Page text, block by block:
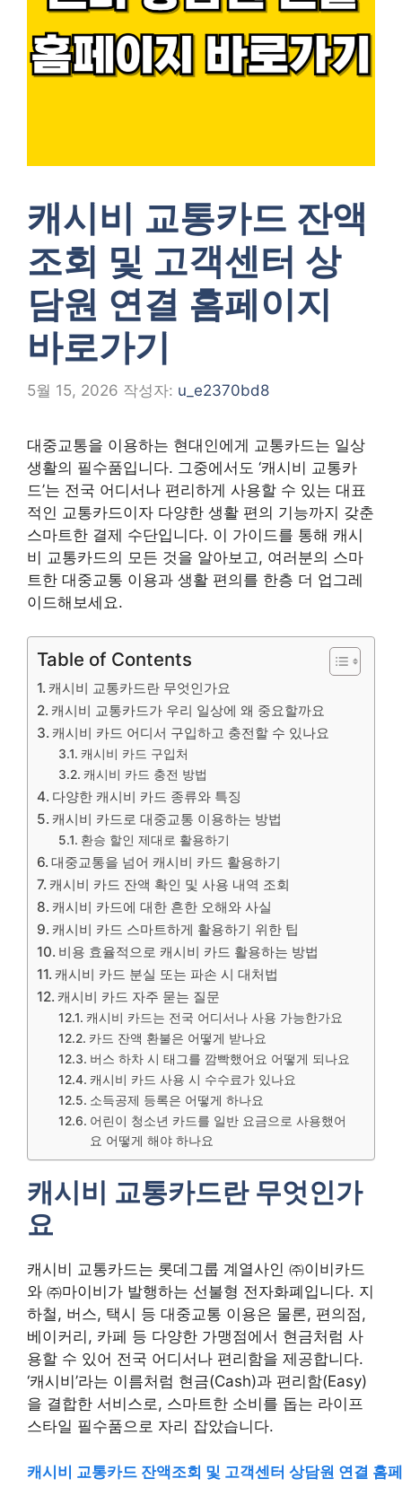
캐시비 교통카드 잔액
조회 및 고객센터 상
담원 연결 홈페이지
바로가기
5월 15, 2026 작성자: u_e2370bd8
대중교통을 이용하는 현대인에게 교통카드는 일상
생활의 필수품입니다. 그중에서도 ‘캐시비 교통카
드’는 전국 어디서나 편리하게 사용할 수 있는 대표
적인 교통카드이자 다양한 생활 편의 기능까지 갖춘
스마트한 결제 수단입니다. 이 가이드를 통해 캐시
비 교통카드의 모든 것을 알아보고, 여러분의 스마
트한 대중교통 이용과 생활 편의를 한층 더 업그레
이드해보세요.
Table of Contents
캐시비 교통카드란 무엇인가요
캐시비 교통카드가 우리 일상에 왜 중요할까요
캐시비 카드 어디서 구입하고 충전할 수 있나요
캐시비 카드 구입처
캐시비 카드 충전 방법
다양한 캐시비 카드 종류와 특징
캐시비 카드로 대중교통 이용하는 방법
환승 할인 제대로 활용하기
대중교통을 넘어 캐시비 카드 활용하기
캐시비 카드 잔액 확인 및 사용 내역 조회
캐시비 카드에 대한 흔한 오해와 사실
캐시비 카드 스마트하게 활용하기 위한 팁
비용 효율적으로 캐시비 카드 활용하는 방법
캐시비 카드 분실 또는 파손 시 대처법
캐시비 카드 자주 묻는 질문
캐시비 카드는 전국 어디서나 사용 가능한가요
카드 잔액 환불은 어떻게 받나요
버스 하차 시 태그를 깜빡했어요 어떻게 되나요
캐시비 카드 사용 시 수수료가 있나요
소득공제 등록은 어떻게 하나요
어린이 청소년 카드를 일반 요금으로 사용했어
요 어떻게 해야 하나요
캐시비 교통카드란 무엇인가
요
캐시비 교통카드는 롯데그룹 계열사인 ㈜이비카드
와 ㈜마이비가 발행하는 선불형 전자화폐입니다. 지
하철, 버스, 택시 등 대중교통 이용은 물론, 편의점,
베이커리, 카페 등 다양한 가맹점에서 현금처럼 사
용할 수 있어 전국 어디서나 편리함을 제공합니다.
‘캐시비’라는 이름처럼 현금(Cash)과 편리함(Easy)
을 결합한 서비스로, 스마트한 소비를 돕는 라이프
스타일 필수품으로 자리 잡았습니다.
캐시비 교통카드 잔액조회 및 고객센터 상담원 연결 홈